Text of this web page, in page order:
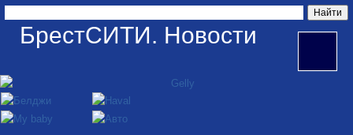
БрестСИТИ. Новости